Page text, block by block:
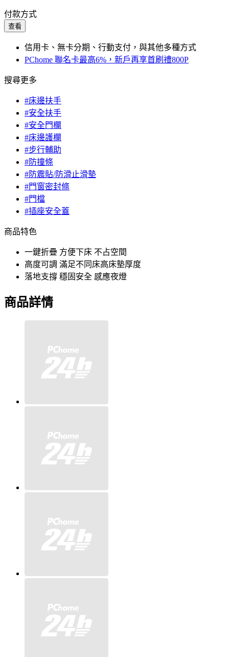
付款方式
查看
信用卡、無卡分期、行動支付，與其他多種方式
PChome 聯名卡最高6%，新戶再享首刷禮800P
搜尋更多
#床邊扶手
#安全扶手
#安全門欄
#床邊護欄
#步行輔助
#防撞條
#防震貼/防滑止滑墊
#門窗密封條
#門檔
#插座安全蓋
商品特色
一鍵折疊 方便下床 不占空間
高度可調 滿足不同床高床墊厚度
落地支撐 穩固安全 感應夜燈
商品詳情